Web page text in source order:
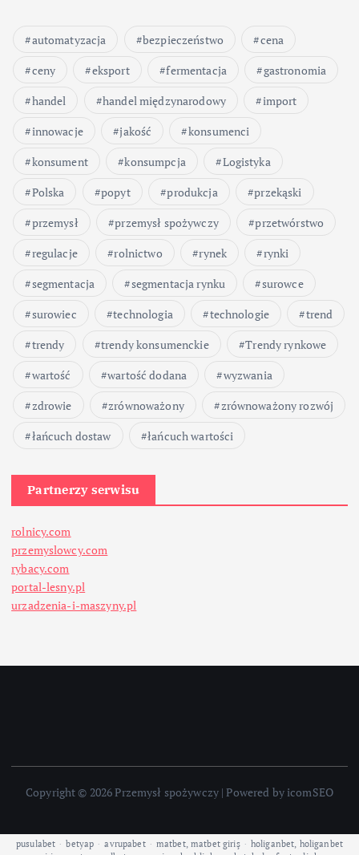
automatyzacja bezpieczeństwo
cena
ceny
eksport fermentacja
gastronomia
handel
handel międzynarodowy
import
innowacje
jakość
konsumenci
konsument
konsumpcja
Logistyka
Polska
popyt produkcja
przekąski
przemysł
przemysł spożywczy
przetwórstwo
regulacje
rolnictwo rynek
rynki
segmentacja
segmentacja rynku
surowce
surowiec
technologia technologie
trend
trendy
trendy konsumenckie
Trendy rynkowe
wartość
wartość dodana
wyzwania
zdrowie
zrównoważony
zrównoważony rozwój
łańcuch dostaw
łańcuch wartości
Partnerzy serwisu
rolnicy.com
przemyslowcy.com
rybacy.com
portal-lesny.pl
urzadzenia-i-maszyny.pl
Copyright © 2026 Przemysł spożywczy | Powered by icomSEO
pusulabet · betyap · avrupabet · matbet, matbet giriş · holiganbet, holiganbet